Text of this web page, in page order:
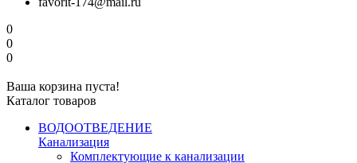
0
0
0
Ваша корзина пуста!
Каталог товаров
ВОДООТВЕДЕНИЕ
Канализация
Комплектующие к канализации